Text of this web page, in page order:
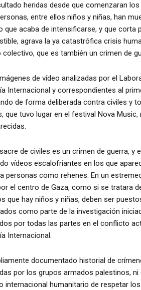
heridas desde que comenzaran
entre ellos niños y niñas, han
que acaba de intensificarse, y que
agrava la ya catastrófica crisis
que es también un crimen de
de vídeo analizadas por el
Internacional y correspondientes al
de forma deliberada contra civiles y
que tuvo lugar en el festival Nova
de civiles es un crimen de guerra,
vídeos escalofriantes en los que
personas como rehenes. En un
el centro de Gaza, como si se tratara
que hay niños y niñas, deben ser
como parte de la investigación
por todas las partes en el conflicto
Internacional.
documentado historial de
por los grupos armados palestinos,
internacional humanitario de respetar